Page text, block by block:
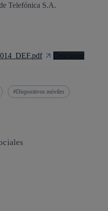
Telefónica S.A.
Descargar
Dispositivos móviles